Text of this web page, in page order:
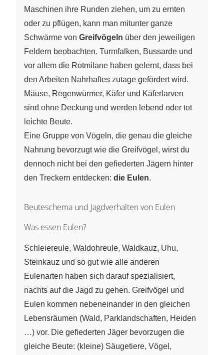
Maschinen ihre Runden ziehen, um zu ernten
oder zu pflügen, kann man mitunter ganze
Schwärme von Greifvögeln über den jeweiligen
Feldern beobachten. Turmfalken, Bussarde und
vor allem die Rotmilane haben gelernt, dass bei
den Arbeiten Nahrhaftes zutage gefördert wird.
Mäuse, Regenwürmer, Käfer und Käferlarven
sind ohne Deckung und werden lebend oder tot
leichte Beute.
Eine Gruppe von Vögeln, die genau die gleiche
Nahrung bevorzugt wie die Greifvögel, wirst du
dennoch nicht bei den gefiederten Jägern hinter
den Treckern entdecken: die Eulen.
Beuteschema und Jagdverhalten von Eulen
Was essen Eulen?
Schleiereule, Waldohreule, Waldkauz, Uhu,
Steinkauz und so gut wie alle anderen
Eulenarten haben sich darauf spezialisiert,
nachts auf die Jagd zu gehen. Greifvögel und
Eulen kommen nebeneinander in den gleichen
Lebensräumen (Wald, Parklandschaften, Heiden
…) vor. Die gefiederten Jäger bevorzugen die
gleiche Beute: (kleine) Säugetiere, Vögel,